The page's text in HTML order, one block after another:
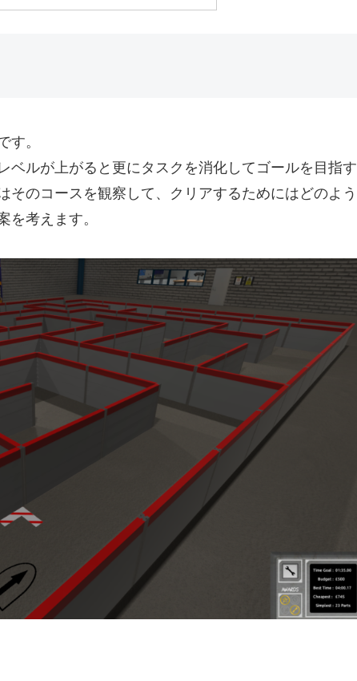
す。
ベルが上がると更にタスクを消化してゴールを目指す
そのコースを観察して、クリアするためにはどのよう
を考えます。